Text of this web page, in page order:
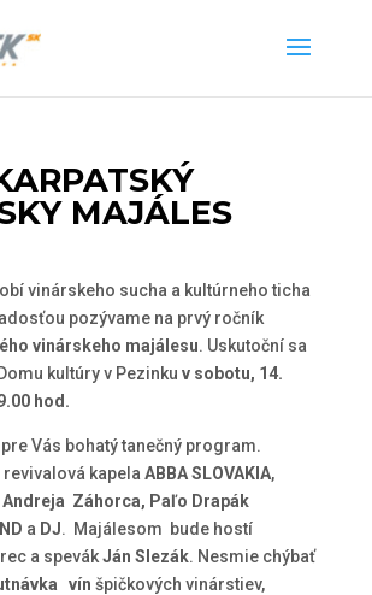
MAJÁLES
vinárskeho sucha a kultúrneho ticha
pozývame na prvý ročník
vinárskeho majálesu. Uskutoční sa
kultúry v Pezinku v sobotu, 14.
hod.
Vás bohatý tanečný program.
kapela ABBA SLOVAKIA,
Andreja Záhorca, Paľo Drapák
a DJ. Majálesom bude hostí
a spevákJán Slezák. Nesmie chýbať
vín špičkových vinárstiev,